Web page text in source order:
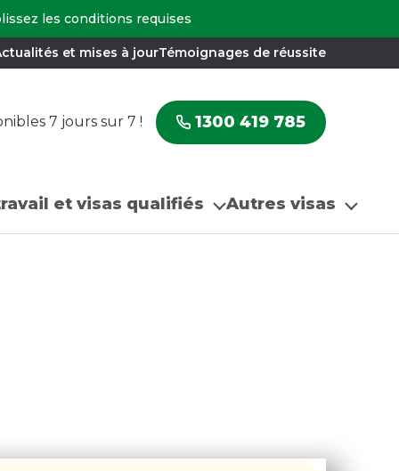
les conditions requises
et mises à jourTémoignages de réussite
7 jours sur 7 ! 1300 419 785
et visas qualifiés Autres visas